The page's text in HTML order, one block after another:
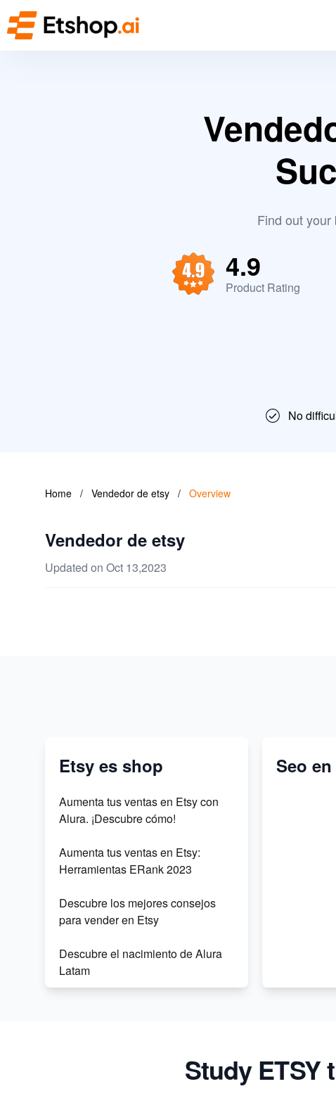
Find out
4.9
Product Rating
No
Home / Vendedor de etsy / Overview
Vendedor de etsy
Updated on Oct 13,2023
Etsy es shop
Aumenta tus ventas en Etsy con
Alura. ¡Descubre cómo!
Aumenta tus ventas en Etsy:
Herramientas ERank 2023
Descubre los mejores consejos
para vender en Etsy
Descubre el nacimiento de Alura
Latam
rentables en ETSY con Sale
Seo
Study ETSY